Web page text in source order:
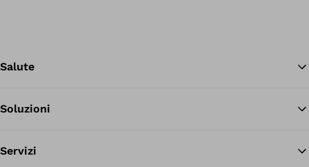
Salute
Soluzioni
Servizi